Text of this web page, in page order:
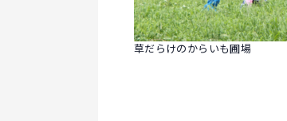
草だらけのからいも圃場